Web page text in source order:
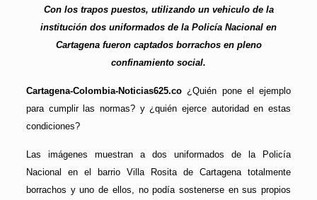
Con los trapos puestos, utilizando un vehiculo de la
institución dos uniformados de la Policía Nacional en
Cartagena fueron captados borrachos en pleno
confinamiento social.
Cartagena-Colombia-Noticias625.co¿Quién pone el ejemplo
para cumplir las normas? y ¿quién ejerce autoridad en estas
condiciones?
Las imágenes muestran a dos uniformados de la Policía
Nacional en el barrio Villa Rosita de Cartagena totalmente
borrachos y uno de ellos, no podía sostenerse en sus propios